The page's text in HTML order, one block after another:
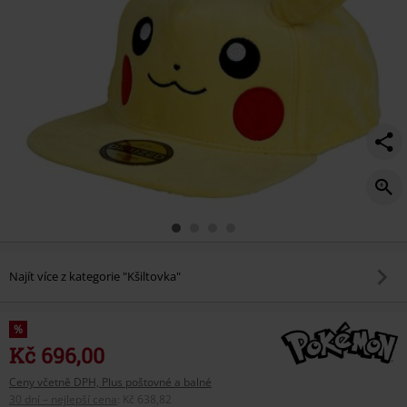
Najít více z kategorie "Kšiltovka"
%
Kč 696,00
Ceny včetně DPH, Plus poštovné a balné
30 dní – nejlepší cena
Kč 638,82